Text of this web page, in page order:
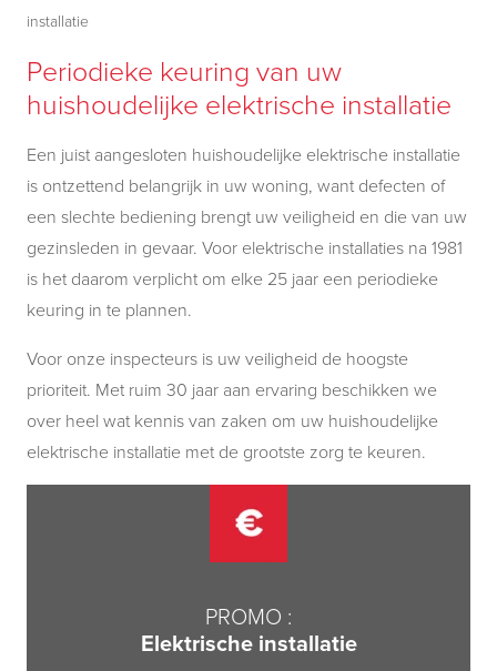
installatie
Periodieke keuring van uw
huishoudelijke elektrische installatie
Een juist aangesloten huishoudelijke elektrische installatie
is ontzettend belangrijk in uw woning, want defecten of
een slechte bediening brengt uw veiligheid en die van uw
gezinsleden in gevaar. Voor elektrische installaties na 1981
is het daarom verplicht om elke 25 jaar een periodieke
keuring in te plannen.
Voor onze inspecteurs is uw veiligheid de hoogste
prioriteit. Met ruim 30 jaar aan ervaring beschikken we
over heel wat kennis van zaken om uw huishoudelijke
elektrische installatie met de grootste zorg te keuren.
PROMO :
Elektrische installatie